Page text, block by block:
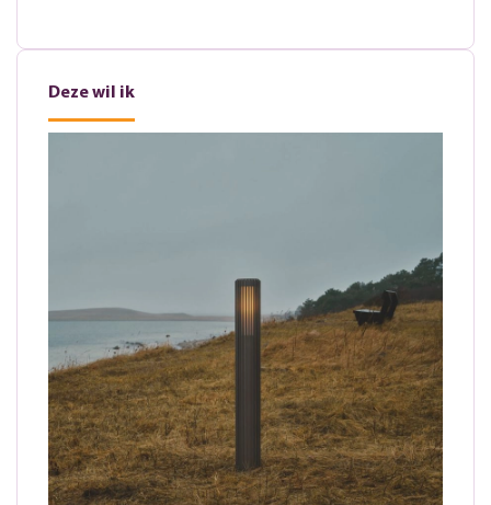
Deze wil ik